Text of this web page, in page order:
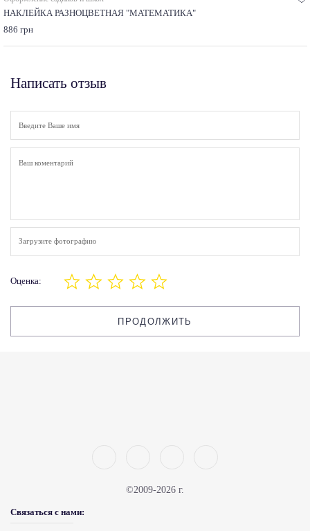
НАКЛЕЙКА РАЗНОЦВЕТНАЯ "МАТЕМАТИКА"
886 грн
Написать отзыв
Загрузите фотографию
Оценка:
ПРОДОЛЖИТЬ
©2009-2026 г.
Связаться с нами: